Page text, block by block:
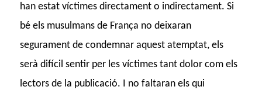
han estat víctimes directament o indirectament. Si
bé els musulmans de França no deixaran
segurament de condemnar aquest atemptat, els
serà difícil sentir per les víctimes tant dolor com els
lectors de la publicació. I no faltaran els qui